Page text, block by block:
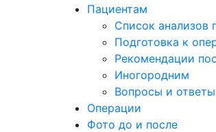
Пациентам
Список анализов
Подготовка к
Рекомендации
Иногородним
Вопросы и ответы
Операции
Фото до и после